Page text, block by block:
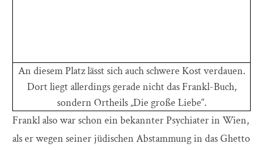
An diesem Platz lässt sich auch schwere Kost verdauen.
Dort liegt allerdings gerade nicht das Frankl-Buch,
sondern Ortheils „Die große Liebe“.
Frankl also war schon ein bekannter Psychiater in Wien,
als er wegen seiner jüdischen Abstammung in das Ghetto